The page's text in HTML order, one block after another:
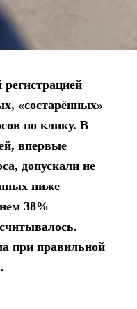
«состарённых»
по клику. В
впервые
допускали не
ниже
38%
при правильной